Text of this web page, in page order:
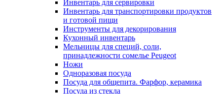
Инвентарь для сервировки
Инвентарь для транспортировки продуктов
и готовой пищи
Инструменты для декорирования
Кухонный инвентарь
Мельницы для специй, соли,
принадлежности сомелье Peugeot
Ножи
Одноразовая посуда
Посуда для общепита. Фарфор, керамика
Посуда из стекла